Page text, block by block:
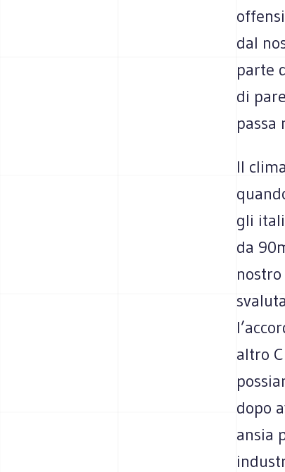
dal
parte
di
Il
gli
da
altro
dopo
ansia